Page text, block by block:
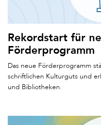
Rekordstart für
Förderprogramm
Das neue Förderprogramm
schriftlichen Kulturguts und
und Bibliotheken.